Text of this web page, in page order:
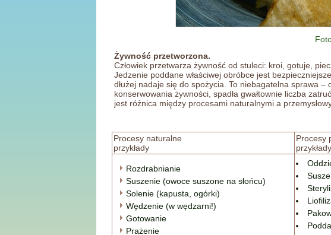
Żywność przetworzona.
Człowiek przetwarza żywność od stuleci: kroi, gotuje,
Jedzenie poddane właściwej obróbce jest
dłużej nadaje się do spożycia. To niebagatelna sprawa
konserwowania żywności, spadła gwałtownie liczba
jest różnica między procesami naturalnymi a
Procesy naturalne
przykłady
Procesy
przykłady
Rozdrabnianie
Suszenie (owoce suszone na słońcu)
Solenie (kapusta, ogórki)
Wędzenie (w wędzarni!)
Gotowanie
Prażenie